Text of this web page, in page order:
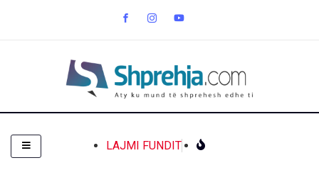
LAJMI FUNDIT